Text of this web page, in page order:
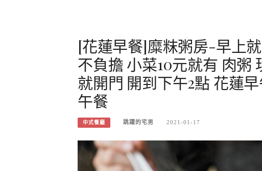
[花蓮早餐]糜粖粥房-早上
不負擔 小菜10元就有 肉粥
就開門 開到下午2點 花蓮
午餐
中式餐廳 跳躍的宅男 2021-01-17